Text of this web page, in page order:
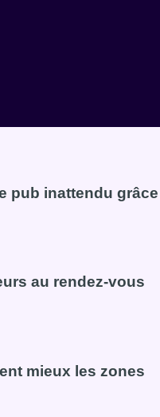
pub inattendu grâce
de pub inattendu grâce
au rendez-vous
au rendez-vous
mieux les zones